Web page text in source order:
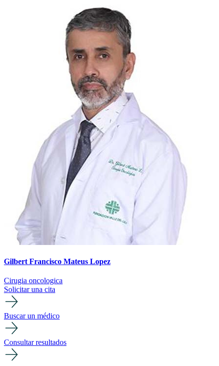
Gilbert Francisco Mateus Lopez
Cirugia oncologica
Solicitar una cita
Buscar un médico
Consultar resultados